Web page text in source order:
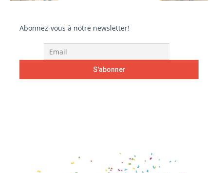
Abonnez-vous à notre newsletter!